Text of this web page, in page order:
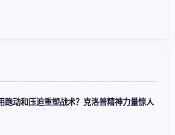
跑动和压迫重塑战术？克洛普精神力量惊人